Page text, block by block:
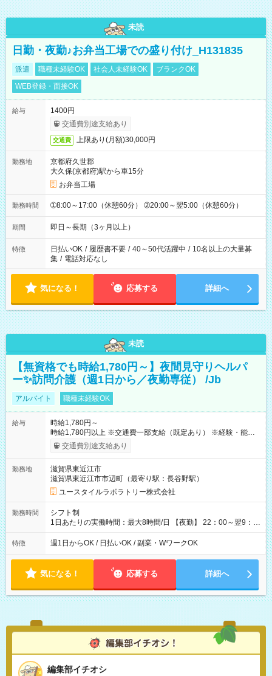
未読
日勤・夜勤♪お弁当工場での盛り付け_H131835
派遣 職種未経験OK 社会人未経験OK
ブランクOK
WEB登録・面接OK
給与
1400円
交通費別途支給あり
交通費 上限あり(月額)30,000円
勤務地
京都府久世郡
大久保(京都府)駅から車15分
お弁当工場
勤務時間 ➀8:00～17:00（休憩60分） ➁20:00～翌5:00（休憩60分）
期間 即日～長期（3ヶ月以上）
特徴 日払いOK / 履歴書不要 / 40～50代活躍中 / 10名以上の大量募
集 / 電話対応なし
気になる！ 応募する 詳細へ
未読
【無資格でも時給1,780円～】夜間見守りヘルパ
ー✨訪問介護（週1日から／夜勤専従） /Jb
アルバイト 職種未経験OK
給与
時給1,780円～
時給1,780円以上 ※交通費一部支給（既定あり） ※経験・能力を
考慮して決定します 【収入例】 週1回勤務の場合：1,780円×8時
間×4回=5万6,960円 週3回勤務の場合：1,780円×8時間×12回
月 ※ 雇用形態と給与に、本採用時と異なる部分があります。 雇
用形態：本採用時と同じです。 給与：時給 1,510円以上
交通費別途支給あり
勤務地
滋賀県東近江市
滋賀県東近江市市辺町（最寄り駅：長谷野駅）
ユースタイルラボラトリー株式会社
勤務時間
シフト制
1日あたりの実働時間：最大8時間/日 【夜勤】 22：00～翌9：
00 ※週1日～OK ／ 夜勤専従 ＊＊ 勤務時間例 ＊＊ ■22時か
ら翌7時 ■23時から翌8時 ■24時から翌9時 など ※上記の時間
ます。 ※曜日固定（毎週同じ曜日での勤務となります）
特徴 週1日からOK / 日払いOK / 副業・WワークOK
気になる！ 応募する 詳細へ
編集部イチオシ